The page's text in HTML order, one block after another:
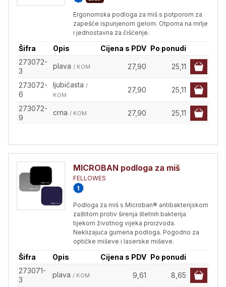
Ergonomska podloga za miš s potporom za
zapešće ispunjenom gelom. Otporna na mrlje
i jednostavna za čišćenje.
Šifra Opis Cijena s PDV Po ponudi
273072-
3
plava / KOM 27,90 25,11
273072-
6
ljubičasta /
KOM
27,90 25,11
273072-
9
crna / KOM 27,90 25,11
MICROBAN podloga za miš
FELLOWES
Podloga za miš s Microban® antibakterijskom
zaštitom protiv širenja štetnih bakterija
tijekom životnog vijeka proizvoda.
Neklizajuća gumena podloga. Pogodno za
optičke miševe i laserske miševe.
Šifra Opis Cijena s PDV Po ponudi
273071-
3
plava / KOM 9,61 8,65